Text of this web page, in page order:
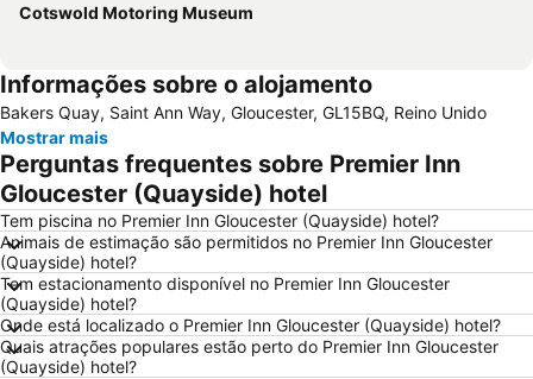
Cotswold Motoring Museum
Informações sobre o alojamento
Bakers Quay, Saint Ann Way, Gloucester, GL15BQ, Reino Unido
Mostrar mais
Perguntas frequentes sobre Premier Inn
Gloucester (Quayside) hotel
Tem piscina no Premier Inn Gloucester (Quayside) hotel?
Animais de estimação são permitidos no Premier Inn Gloucester
(Quayside) hotel?
Tem estacionamento disponível no Premier Inn Gloucester
(Quayside) hotel?
Onde está localizado o Premier Inn Gloucester (Quayside) hotel?
Quais atrações populares estão perto do Premier Inn Gloucester
(Quayside) hotel?